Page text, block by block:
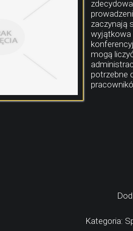
zaczynają
wyjątkowa
mogą
potrzebne
Kategoria: